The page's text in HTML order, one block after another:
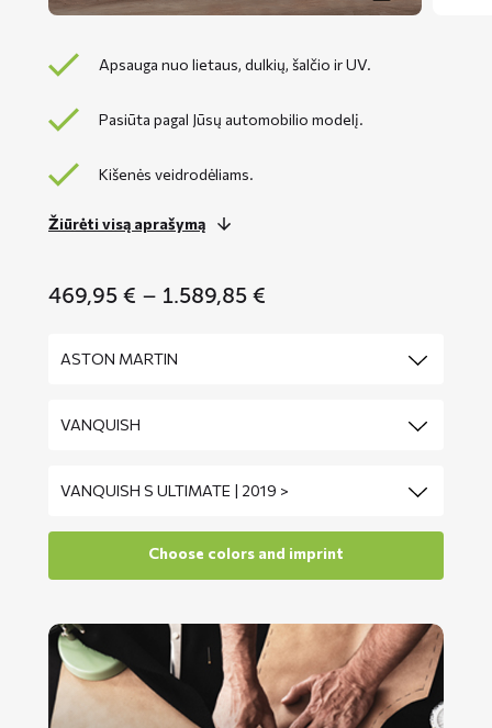
Apsauga nuo lietaus, dulkių, šalčio ir UV.
Pasiūta pagal Jūsų automobilio modelį.
Kišenės veidrodėliams.
Žiūrėti visą aprašymą
469,95 € – 1.589,85 €